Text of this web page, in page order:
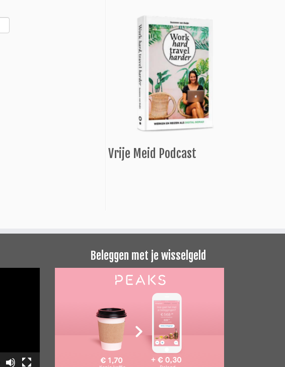
Vrije Meid Podcast
Beleggen met je wisselgeld